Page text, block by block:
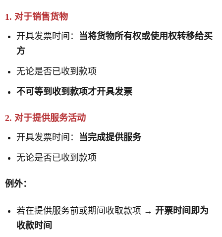
1. 对于销售货物
开具发票时间： 当将货物所有权或使用权转移给买
方
无论是否已收到款项
不可等到收到款项才开具发票
2. 对于提供服务活动
开具发票时间： 当完成提供服务
无论是否已收到款项
例外：
若在提供服务前或期间收取款项 → 开票时间即为
收款时间